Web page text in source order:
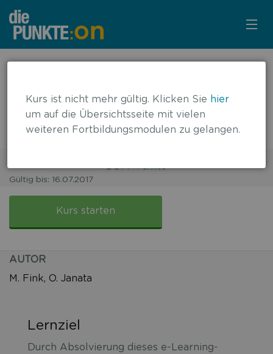
KURSÜBERSICHT
LOGIN
KOSTENLOS ANMELDEN
Fit für Candida:
Nierentransplantierter Patient mit
Weichteilinfektion
2 DFP-Punkte
Gültig bis: 16.07.2017
Fit
Kurs starten
AUTOR
M. Fink, O. Janata
Lernziel
Durch Absolvierung dieses e-Learning-
Kurs ist nicht mehr gültig. Klicken Sie hier
um auf die Übersichtsseite mit vielen
weiteren Fortbildungsmodulen zu gelangen.